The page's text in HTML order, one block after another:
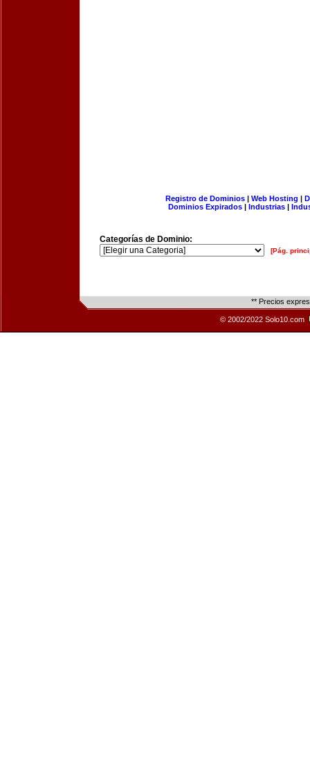
Registro de Dominios| Web Hosting |
Dominios Expirados | Industrias |
Categorías de Dominio:
[Pág.
** Precios
© 2002/2022 Solo10.com